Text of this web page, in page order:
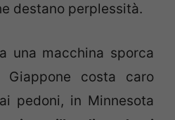
destano perplessità.
una macchina sporca
costa caro
pedoni, in Minnesota